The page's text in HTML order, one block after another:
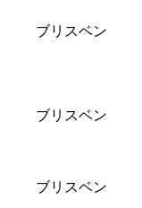
ブリスベン
ブリスベン
ブリスベン